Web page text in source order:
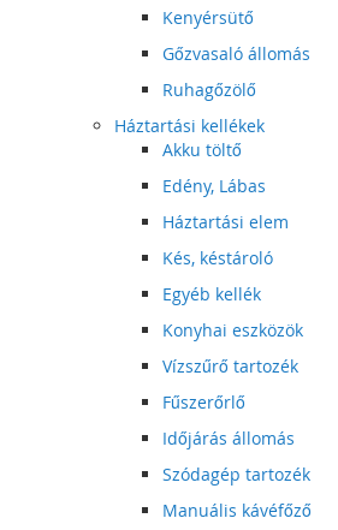
Kenyérsütő
Gőzvasaló állomás
Ruhagőzölő
Háztartási kellékek
Akku töltő
Edény, Lábas
Háztartási elem
Kés, késtároló
Egyéb kellék
Konyhai eszközök
Vízszűrő tartozék
Fűszerőrlő
Időjárás állomás
Szódagép tartozék
Manuális kávéfőző